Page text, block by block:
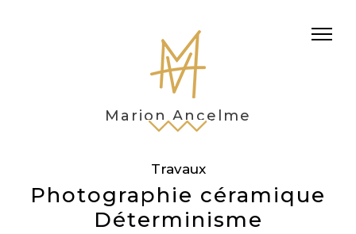
Marion Ancelme
Travaux
Photographie céramique
Déterminisme